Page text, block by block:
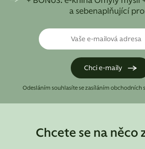
a sebenaplňující
Odesláním souhlasíte se zasíláním obchodních
Chcete se na něco